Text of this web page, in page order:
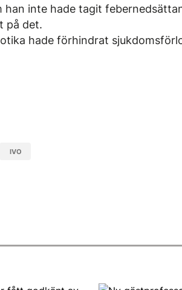
inte hade tagit
på det.
hade förhindrat
IVO